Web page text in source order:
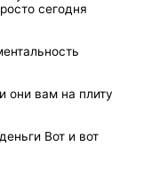
сегодня
они вам на плиту
Вот и вот